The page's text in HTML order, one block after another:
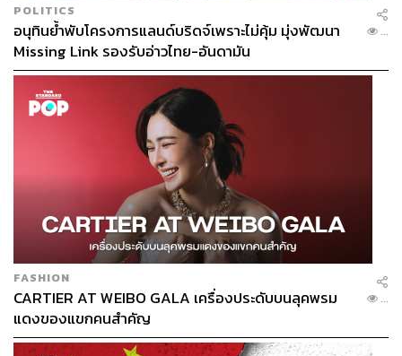
POLITICS
อนุทินย้ำพับโครงการแลนด์บริดจ์เพราะไม่คุ้ม มุ่งพัฒนา
Missing Link รองรับอ่าวไทย-อันดามัน
...
FASHION
CARTIER AT WEIBO GALA เครื่องประดับบนลุคพรม
แดงของแขกคนสำคัญ
...